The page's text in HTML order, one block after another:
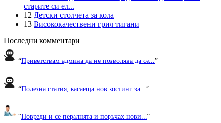
старите си ел...
12 Детски столчета за кола
13 Висококачествени грил тигани
Последни комментари
“Приветствам админа да не позволява да се... ”
“Полезна статия, касаеща нов хостинг за... ”
“Повреди и се пералнята и поръчах нови...”